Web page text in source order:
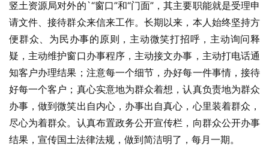
竖土资源局对外的`“窗口”和“门面”，其主要职能就是受理申
请文件、接待群众来信来工作。长期以来，本人始终坚持方
便群众、为民办事的原则，主动微笑打招呼，主动询问释
疑，主动维护窗口办事程序，主动接文办事，主动打电话通
知客户办理结果；注意每一个细节，办好每一件事情，接待
好每一个客户；真心实意地为群众着想，认真负责地为群众
办事，做到微笑出自内心，办事出自真心，心里装着群众，
尽心为着群众。认真布置政务公开宣传栏，向群众公开办事
结果，宣传国土法律法规，做到简洁明了，每月一期。